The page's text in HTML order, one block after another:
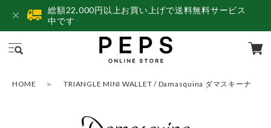
総額22,000円以上お買い上げで送料無料サービス
中です
HOME TRIANGLE MINI WALLET / Damasquina ダマスキーナ